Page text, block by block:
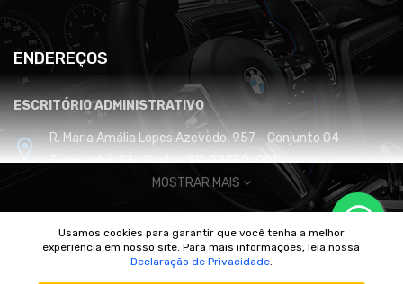
ENDEREÇOS
ESCRITÓRIO ADMINISTRATIVO
R. Maria Amália Lopes Azevedo, 957 - Conjunto 04 -
Tremembé, São Paulo - SP, 02350-001
CENTRO DE DISTRIBUIÇÃO E LOGÍSTICA
Cabreúva / SP
MOSTRAR MAIS
© 2010/2025 Imperador Motores |DhiWeb Desenvolvimento de
Usamos cookies para garantir que você tenha a melhor
experiência em nosso site. Para mais informações, leia nossa
Declaração de Privacidade.